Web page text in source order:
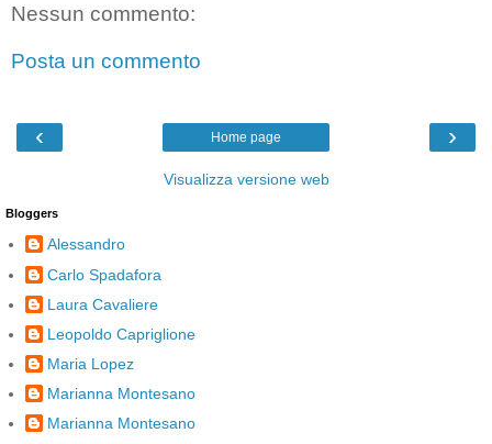
Nessun commento:
Posta un commento
‹ ›
Home page
Visualizza versione web
Bloggers
Alessandro
Carlo Spadafora
Laura Cavaliere
Leopoldo Capriglione
Maria Lopez
Marianna Montesano
Marianna Montesano